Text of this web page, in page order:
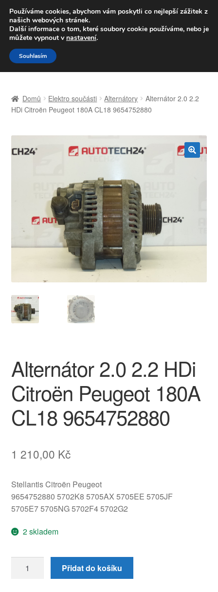
DOPRAVA od 139,-Kč
Volejte po-pá 9-16 704 494 494
Přeskočit
na
navigaci
Přejít
k
obsahu
Celosvětová doprava
Kontakt
O nás
Obchodní podmínky
Platby
Reklamace
Reklamační řád
Vrakoviště Citroën
Domů Elektro součásti Alternátory
Alternátor 2.0 2.2
HDi Citroën Peugeot 180A CL18 9654752880
Alternátor 2.0 2.2 HDi
Citroën Peugeot 180A
CL18 9654752880
1 210,00 Kč
Stellantis Citroën Peugeot
9654752880 5702K8 5705AX 5705EE 5705JF
5705E7 5705NG 5702F4 5702G2
2 skladem
Přidat do košíku
Používáme cookies, abychom vám poskytli co nejlepší zážitek z
našich webových stránek.
Další informace o tom, které soubory cookie používáme, nebo je
můžete vypnout v nastavení.
Souhlasím